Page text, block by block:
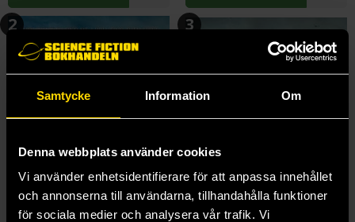
Samtycke Information Om
Denna webbplats använder cookies
Vi använder enhetsidentifierare för att anpassa innehållet
och annonserna till användarna, tillhandahålla funktioner
för sociala medier och analysera vår trafik. Vi
2 3